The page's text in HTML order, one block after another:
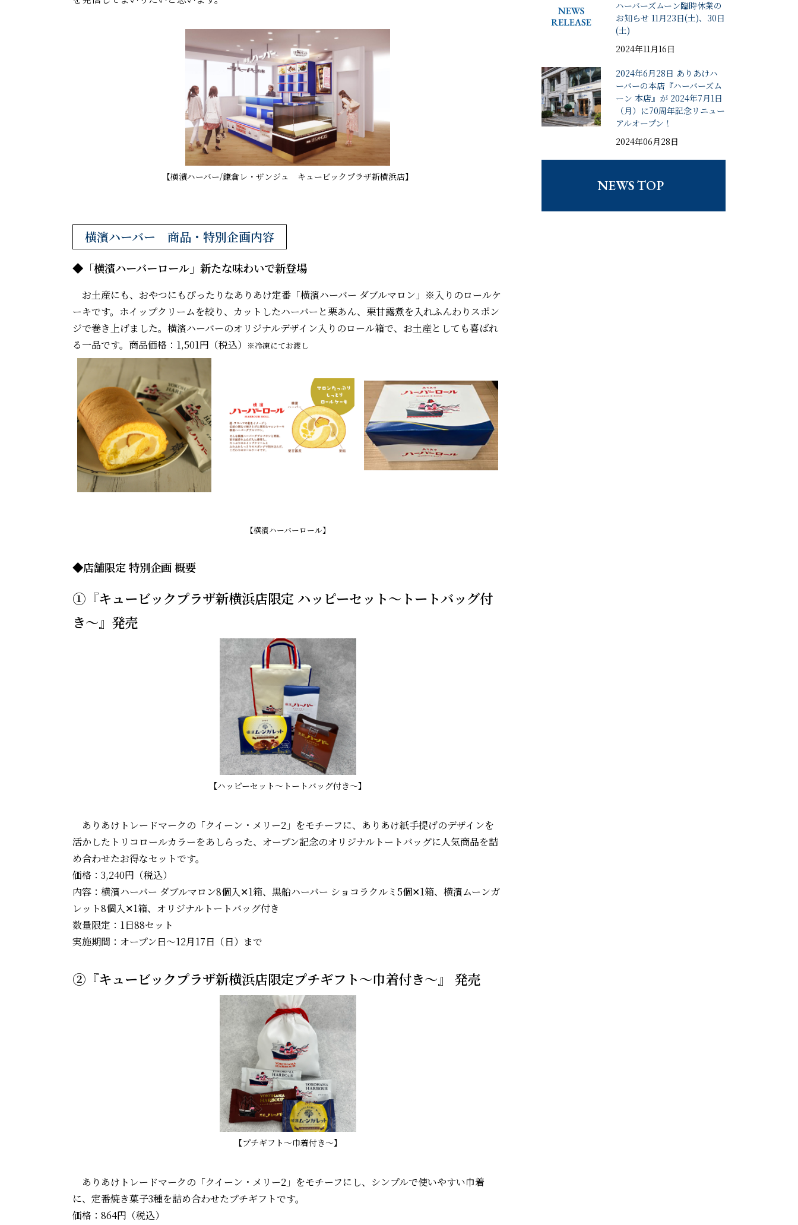
【横濱ハーバー/鎌倉レ・ザンジュ キュービックプラザ新横浜店】
横濱ハーバー 商品・特別企画内容
◆「横濱ハーバーロール」新たな味わいで新登場
お土産にも、おやつにもぴったりなありあけ定番「横濱ハーバー ダブルマロン」※入りのロールケ
ーキです。ホイップクリームを絞り、カットしたハーバーと栗あん、栗甘露煮を入れふんわりスポン
ジで巻き上げました。横濱ハーバーのオリジナルデザイン入りのロール箱で、お土産としても喜ばれ
る一品です。商品価格：1,501円（税込） ※冷凍にてお渡し
【横濱ハーバーロール】
◆店舗限定 特別企画 概要
①『キュービックプラザ新横浜店限定 ハッピーセット～トートバッグ付
き～』発売
【ハッピーセット～トートバッグ付き～】
ありあけトレードマークの「クイーン・メリー2」をモチーフに、ありあけ紙手提げのデザインを
活かしたトリコロールカラーをあしらった、オープン記念のオリジナルトートバッグに人気商品を詰
め合わせたお得なセットです。
価格：3,240円（税込）
内容：横濱ハーバー ダブルマロン8個入✕1箱、黒船ハーバー ショコラクルミ5個✕1箱、横濱ムーンガ
レット8個入✕1箱、オリジナルトートバッグ付き
数量限定：1日88セット
実施期間：オープン日～12月17日（日）まで
②『キュービックプラザ新横浜店限定プチギフト～巾着付き～』 発売
【プチギフト～巾着付き～】
ありあけトレードマークの「クイーン・メリー2」をモチーフにし、シンプルで使いやすい巾着
に、定番焼き菓子3種を詰め合わせたプチギフトです。
価格：864円（税込）
ハーバーズムーン臨時休業の
お知らせ 11月23日(土)、30日
(土)
2024年11月16日
2024年6月28日 ありあけハ
ーバーの本店『ハーバーズム
ーン 本店』が 2024年7月1日
（月）に70周年記念リニュー
アルオープン！
2024年06月28日
NEWS TOP